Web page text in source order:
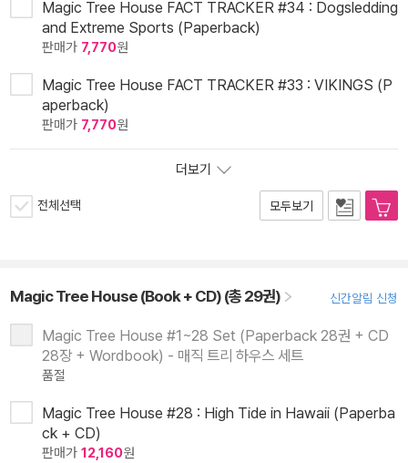
Magic Tree House FACT TRACKER #34 : Dogsledding
and Extreme Sports (Paperback)
판매가 7,770원
Magic Tree House FACT TRACKER #33 : VIKINGS (P
aperback)
판매가 7,770원
더보기
전체선택 모두보기
Magic Tree House (Book + CD) (총 29권) 신간알림 신청
Magic Tree House #1~28 Set (Paperback 28권 + CD
28장 + Wordbook) - 매직 트리 하우스 세트
품절
Magic Tree House #28 : High Tide in Hawaii (Paperba
ck + CD)
판매가 12,160원